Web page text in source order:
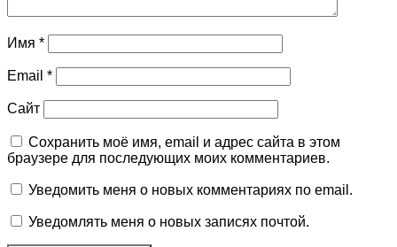
Имя *
Email *
Сайт
Сохранить моё имя, email и адрес сайта в этом
браузере для последующих моих комментариев.
Уведомить меня о новых комментариях по email.
Уведомлять меня о новых записях почтой.